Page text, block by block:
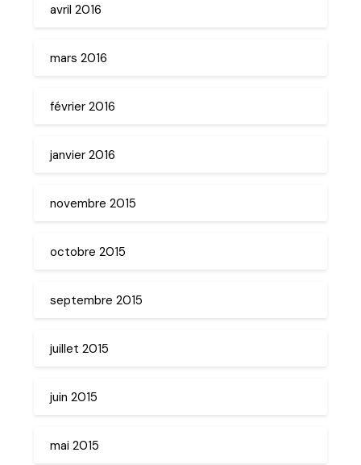
avril 2016
mars 2016
février 2016
janvier 2016
novembre 2015
octobre 2015
septembre 2015
juillet 2015
juin 2015
mai 2015